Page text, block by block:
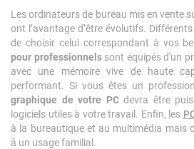
Les ordinateurs de bureau mis en vente
ont l’avantage d’être évolutifs.
de choisir celui correspondant à vos
pour professionnelssont équipés d'un
avec une mémoire vive de haute
performant. Si vous êtes un
graphique de votre PCdevra être
logiciels utiles à votre travail. Enfin, les
à la bureautique et au multimédia mais
à un usage familial.